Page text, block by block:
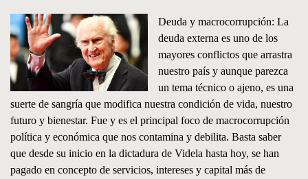
Deuda y macrocorrupción: La
deuda externa es uno de los
mayores conflictos que arrastra
nuestro país y aunque parezca
un tema técnico o ajeno, es una
suerte de sangría que modifica nuestra condición de vida, nuestro
futuro y bienestar. Fue y es el principal foco de macrocorrupción
política y económica que nos contamina y debilita. Basta saber
que desde su inicio en la dictadura de Videla hasta hoy, se han
pagado en concepto de servicios, intereses y capital más de